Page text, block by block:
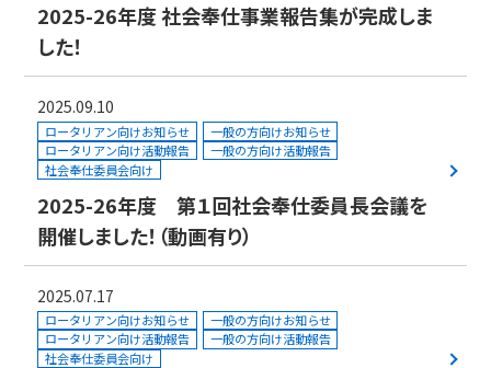
2025-26年度 社会奉仕事業報告集が完成しま
した！
2025.09.10
ロータリアン向けお知らせ
一般の方向けお知らせ
ロータリアン向け活動報告
一般の方向け活動報告
社会奉仕委員会向け
2025-26年度 第１回社会奉仕委員長会議を
開催しました！（動画有り）
2025.07.17
ロータリアン向けお知らせ
一般の方向けお知らせ
ロータリアン向け活動報告
一般の方向け活動報告
社会奉仕委員会向け